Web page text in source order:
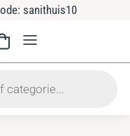
sanithuis10